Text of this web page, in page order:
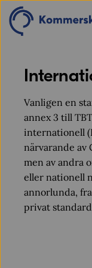
Vanligen en
annex 3 till
internationell
närvarande av
men av andra
eller nationell
annorlunda,
privat